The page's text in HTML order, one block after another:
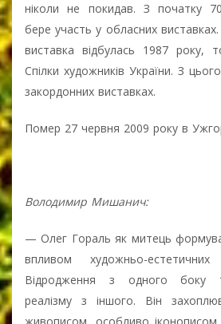
ніколи не покидав. З початку
бере участь у обласних
виставка відбулась 1987 року,
Спілки художників України. З
закордонних виставках.
Помер 27 червня 2009 року в
Володимир Мишанич:
— Олег Гораль як митець
впливом художньо-
Відродження з одного боку
реалізму з іншого. Він